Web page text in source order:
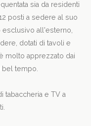
sia da residenti
posti a sedere al suo
esclusivo all'esterno,
dotati di tavoli e
molto apprezzato dai
bel tempo.
tabaccheria e TV a